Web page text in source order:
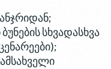
სხვადასხვა